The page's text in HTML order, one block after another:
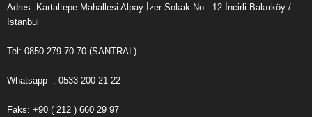
Adres: Kartaltepe Mahallesi Alpay İzer Sokak No : 12 İncirli Bakırköy /
İstanbul
Tel: 0850 279 70 70 (SANTRAL)
Whatsapp : 0533 200 21 22
Faks: +90 ( 212 ) 660 29 97